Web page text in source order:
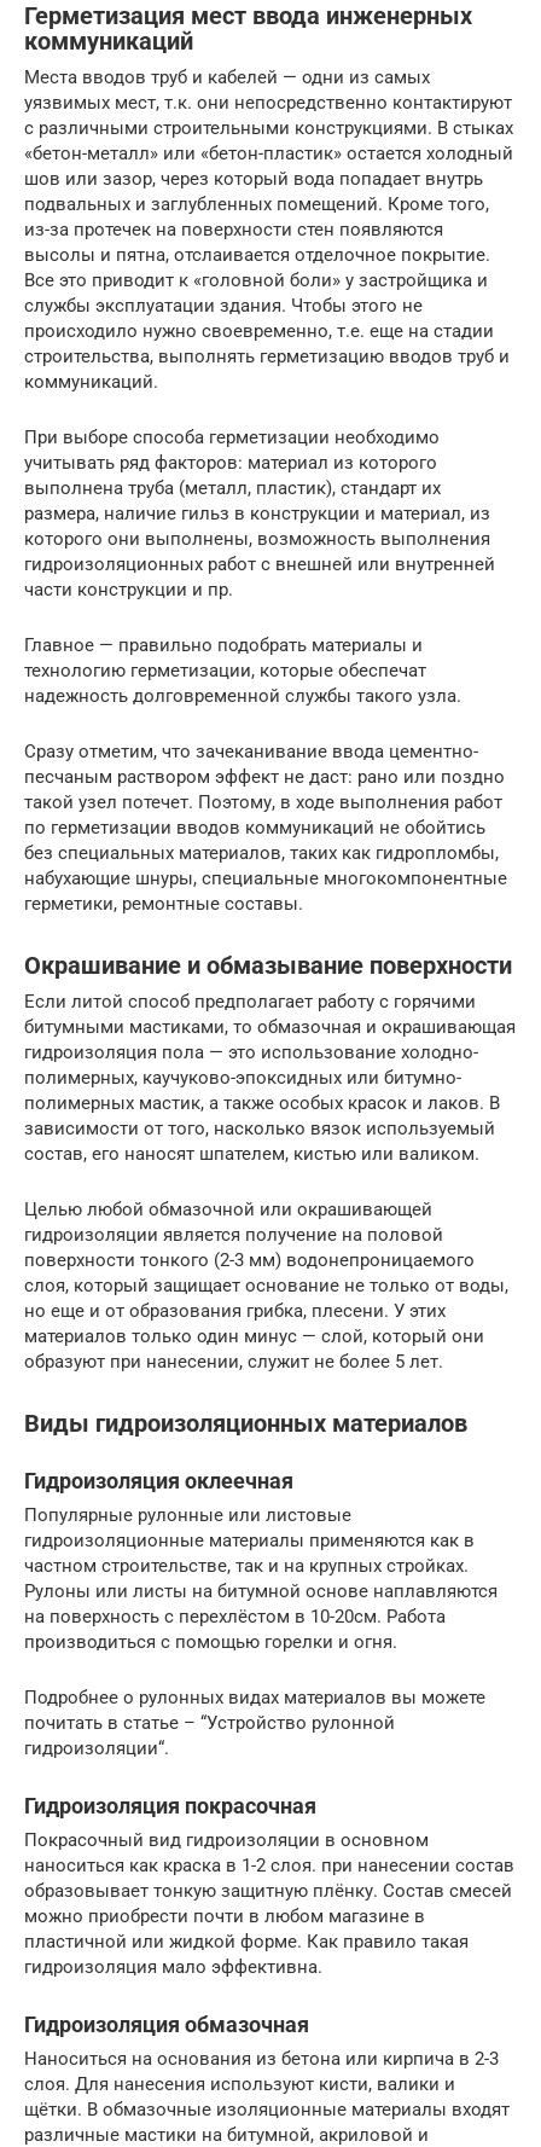
Герметизация мест ввода инженерных
коммуникаций
Места вводов труб и кабелей — одни из самых
уязвимых мест, т.к. они непосредственно контактируют
с различными строительными конструкциями. В стыках
«бетон-металл» или «бетон-пластик» остается холодный
шов или зазор, через который вода попадает внутрь
подвальных и заглубленных помещений. Кроме того,
из-за протечек на поверхности стен появляются
высолы и пятна, отслаивается отделочное покрытие.
Все это приводит к «головной боли» у застройщика и
службы эксплуатации здания. Чтобы этого не
происходило нужно своевременно, т.е. еще на стадии
строительства, выполнять герметизацию вводов труб и
коммуникаций.
При выборе способа герметизации необходимо
учитывать ряд факторов: материал из которого
выполнена труба (металл, пластик), стандарт их
размера, наличие гильз в конструкции и материал, из
которого они выполнены, возможность выполнения
гидроизоляционных работ с внешней или внутренней
части конструкции и пр.
Главное — правильно подобрать материалы и
технологию герметизации, которые обеспечат
надежность долговременной службы такого узла.
Сразу отметим, что зачеканивание ввода цементно-
песчаным раствором эффект не даст: рано или поздно
такой узел потечет. Поэтому, в ходе выполнения работ
по герметизации вводов коммуникаций не обойтись
без специальных материалов, таких как гидропломбы,
набухающие шнуры, специальные многокомпонентные
герметики, ремонтные составы.
Окрашивание и обмазывание поверхности
Если литой способ предполагает работу с горячими
битумными мастиками, то обмазочная и окрашивающая
гидроизоляция пола — это использование холодно-
полимерных, каучуково-эпоксидных или битумно-
полимерных мастик, а также особых красок и лаков. В
зависимости от того, насколько вязок используемый
состав, его наносят шпателем, кистью или валиком.
Целью любой обмазочной или окрашивающей
гидроизоляции является получение на половой
поверхности тонкого (2-3 мм) водонепроницаемого
слоя, который защищает основание не только от воды,
но еще и от образования грибка, плесени. У этих
материалов только один минус — слой, который они
образуют при нанесении, служит не более 5 лет.
Виды гидроизоляционных материалов
Гидроизоляция оклеечная
Популярные рулонные или листовые
гидроизоляционные материалы применяются как в
частном строительстве, так и на крупных стройках.
Рулоны или листы на битумной основе наплавляются
на поверхность с перехлёстом в 10-20см. Работа
производиться с помощью горелки и огня.
Подробнее о рулонных видах материалов вы можете
почитать в статье – “Устройство рулонной
гидроизоляции“.
Гидроизоляция покрасочная
Покрасочный вид гидроизоляции в основном
наноситься как краска в 1-2 слоя. при нанесении состав
образовывает тонкую защитную плёнку. Состав смесей
можно приобрести почти в любом магазине в
пластичной или жидкой форме. Как правило такая
гидроизоляция мало эффективна.
Гидроизоляция обмазочная
Наноситься на основания из бетона или кирпича в 2-3
слоя. Для нанесения используют кисти, валики и
щётки. В обмазочные изоляционные материалы входят
различные мастики на битумной, акриловой и